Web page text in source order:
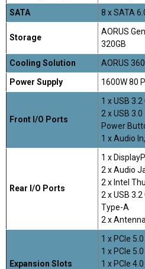
SATA
8 x SATA
Storage
AORUS
320GB
Cooling Solution
AORUS
Power Supply
1600W 80
Front I/O Ports
1 x USB
2 x USB 3.0
Power
1 x Audio
Rear I/O Ports
1 x
2 x Audio
2 x Intel
2 x USB 3.2
Type-A
2 x
Expansion Slots
1 x PCIe
1 x PCIe
1 x PCIe